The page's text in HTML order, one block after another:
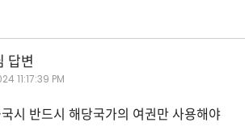
답변
11:17:39 PM
시 반드시 해당국가의 여권만 사용해야